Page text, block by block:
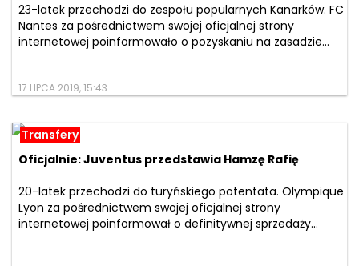
23-latek przechodzi do zespołu popularnych Kanarków. FC
Nantes za pośrednictwem swojej oficjalnej strony
internetowej poinformowało o pozyskaniu na zasadzie...
17 LIPCA 2019, 15:43
Transfery
Oficjalnie: Juventus przedstawia Hamzę Rafię
20-latek przechodzi do turyńskiego potentata. Olympique
Lyon za pośrednictwem swojej oficjalnej strony
internetowej poinformował o definitywnej sprzedaży...